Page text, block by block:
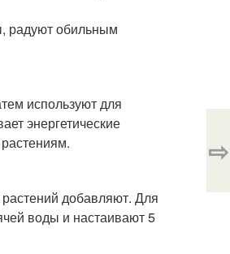
радуют обильным
используют для
энергетические
добавляют. Для
воды и настаивают 5
⇨